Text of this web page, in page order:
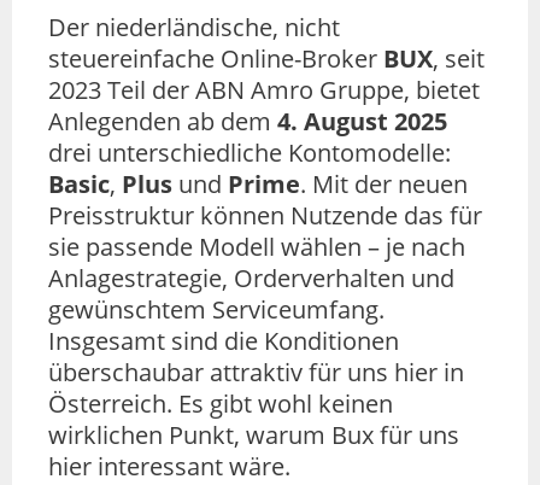
Der niederländische, nicht
steuereinfache Online-Broker BUX, seit
2023 Teil der ABN Amro Gruppe, bietet
Anlegenden ab dem 4. August 2025
drei unterschiedliche Kontomodelle:
Basic, Plus und Prime. Mit der neuen
Preisstruktur können Nutzende das für
sie passende Modell wählen – je nach
Anlagestrategie, Orderverhalten und
gewünschtem Serviceumfang.
Insgesamt sind die Konditionen
überschaubar attraktiv für uns hier in
Österreich. Es gibt wohl keinen
wirklichen Punkt, warum Bux für uns
hier interessant wäre.